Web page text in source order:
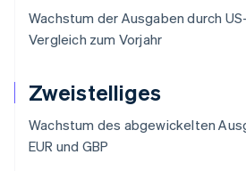
Wachstum der Ausgaben durch
Vergleich zum Vorjahr
Zweistelliges
Wachstum des abgewickelten
EUR und GBP